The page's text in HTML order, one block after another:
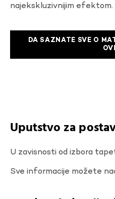
najekskluzivnijim efektom.
DA SAZNATE SVE O
Uputstvo za
U zavisnosti od izbora
Sve informacije možete